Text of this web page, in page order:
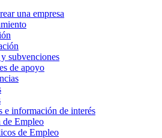
una empresa
subvenciones
de apoyo
e información de interés
de Empleo
de Empleo